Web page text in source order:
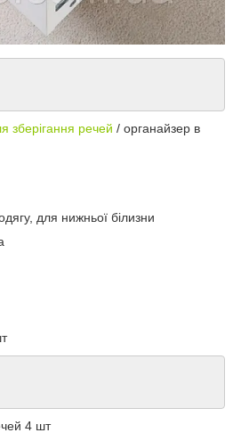
зберігання речей / органайзер в
для нижньої білизни
4 шт